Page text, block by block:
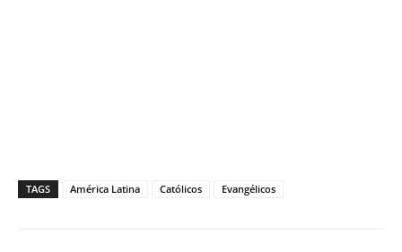
TAGS América Latina Católicos Evangélicos